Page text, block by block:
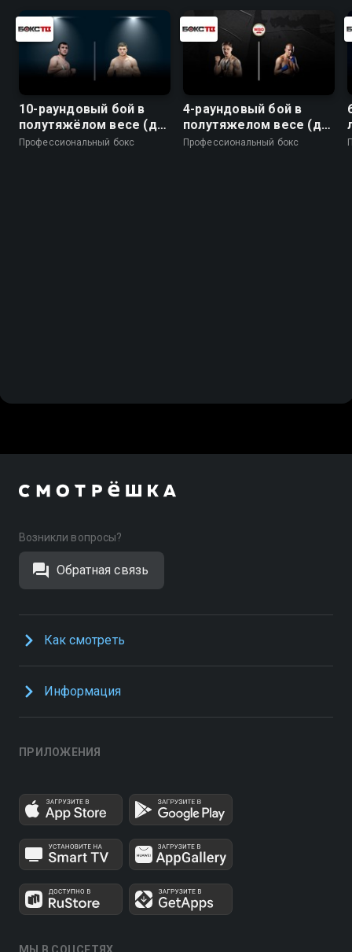
10-раундовый бой в
полутяжёлом весе (до
79,4 кг)
Профессиональный бокс
4-раундовый бой в
полутяжелом весе (до
79,4 кг)
Профессиональный бокс
Возникли вопросы?
Обратная связь
Как смотреть
Информация
ПРИЛОЖЕНИЯ